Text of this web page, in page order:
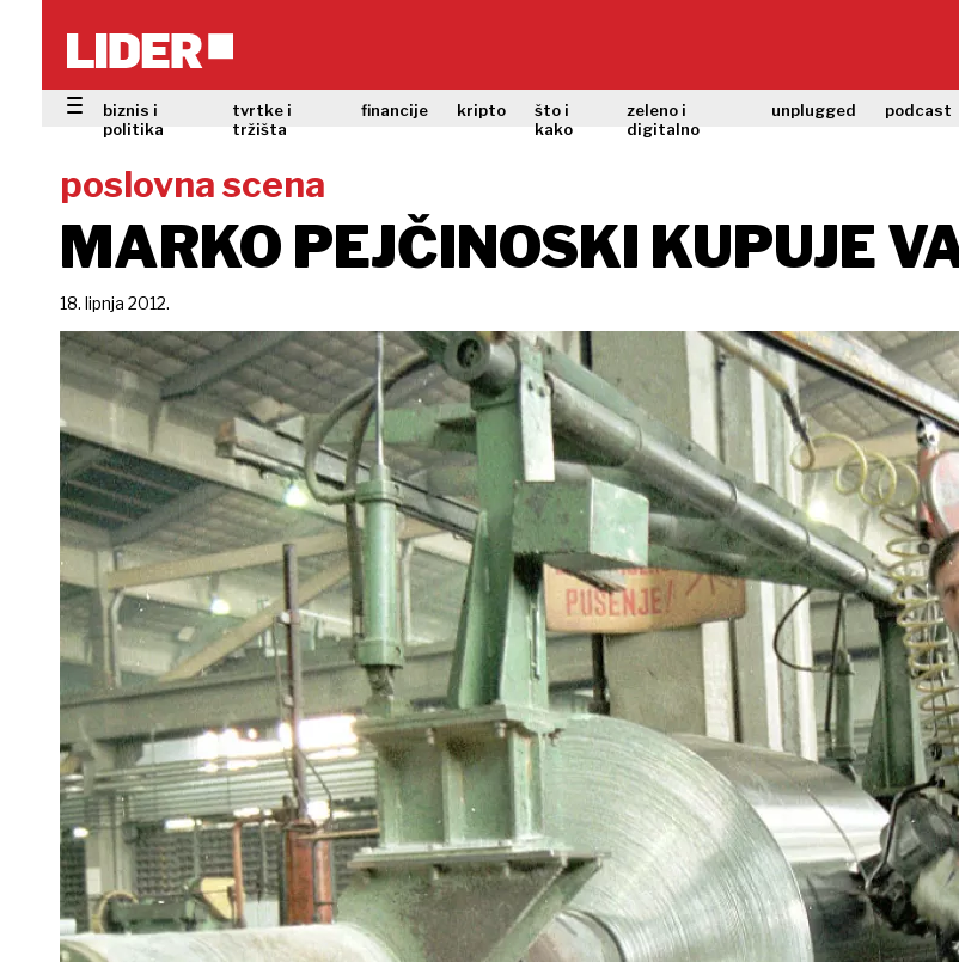
biznis i
politika
tvrtke i
tržišta
financije kripto
što i
kako
zeleno i
digitalno
unplugged podcast
poslovna scena
MARKO PEJČINOSKI KUPUJE
18. lipnja 2012.